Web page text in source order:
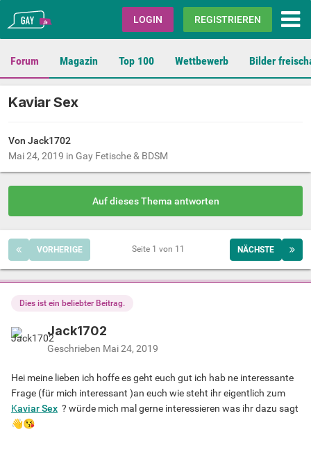
Gay.de LOGIN REGISTRIEREN
Forum Magazin Top 100 Wettbewerb Bilder
Kaviar Sex
Von Jack1702
Mai 24, 2019 in Gay Fetische & BDSM
Auf dieses Thema antworten
VORHERIGE NÄCHSTE
Seite 1 von 11
Dies ist ein beliebter Beitrag.
Jack1702
Geschrieben Mai 24, 2019
Hei meine lieben ich hoffe es geht euch gut ich hab ne interessante
Frage (für mich interessant )an euch wie steht ihr eigentlich zum
Kaviar Sex ? würde mich mal gerne interessieren was ihr dazu sagt
👋😘